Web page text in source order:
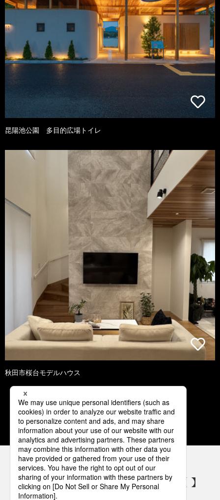
昆陽池公園 多目的広場トイレ
秋田市桜台モデルハウス
1 2 3 4 5
パナソニックの電気設備 SNSアカウント